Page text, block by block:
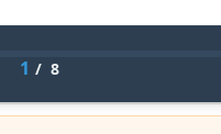
1 / 8